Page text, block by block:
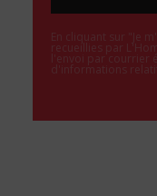
En cliquant sur "Je
recueillies par
l'envoi par courrier
d'informations